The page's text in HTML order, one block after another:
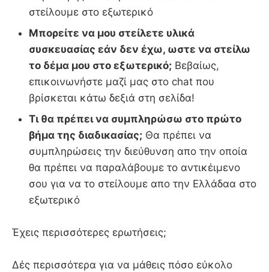
στείλουμε στο εξωτερικό
Μπορείτε να μου στείλετε υλικά
συσκευασίας εάν δεν έχω, ωστε να στείλω
το δέμα μου στο εξωτερικό; Βεβαίως,
επικοινωνήστε μαζί μας στο chat που
βρίσκεται κάτω δεξιά στη σελίδα!
Τι θα πρέπει να συμπληρώσω στο πρώτο
βήμα της διαδικασίας; Θα πρέπει να
συμπληρώσεις την διεύθυνση απο την οποία
θα πρέπει να παραλάβουμε το αντικέιμενο
σου για να το στείλουμε απο την Ελλάδαα στο
εξωτερικό
Έχεις περισσότερες ερωτήσεις;
Δές περισσότερα για να μάθεις πόσο εύκολο